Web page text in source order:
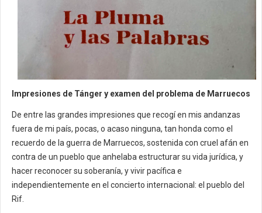
Impresiones de Tánger y examen del problema de Marruecos
De entre las grandes impresiones que recogí en mis andanzas
fuera de mi país, pocas, o acaso ninguna, tan honda como el
recuerdo de la guerra de Marruecos, sostenida con cruel afán en
contra de un pueblo que anhelaba estructurar su vida jurídica, y
hacer reconocer su soberanía, y vivir pacífica e
independientemente en el concierto internacional: el pueblo del
Rif.